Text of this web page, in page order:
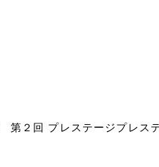
第２回 プレステージプレス